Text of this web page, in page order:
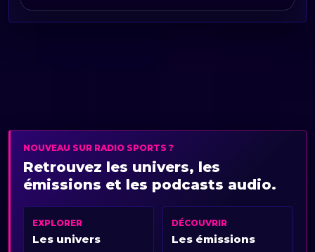
NOUVEAU SUR RADIO SPORTS ?
Retrouvez les univers, les
émissions et les podcasts audio.
EXPLORER
Les univers
DÉCOUVRIR
Les émissions